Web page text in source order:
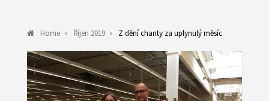
Home Říjen 2019 Z dění charity za uplynulý měsíc